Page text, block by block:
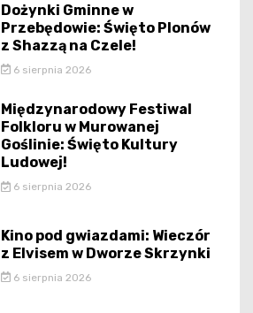
Dożynki Gminne w
Przebędowie: Święto Plonów
z Shazzą na Czele!
6 sierpnia 2026
Międzynarodowy Festiwal
Folkloru w Murowanej
Goślinie: Święto Kultury
Ludowej!
6 sierpnia 2026
Kino pod gwiazdami: Wieczór
z Elvisem w Dworze Skrzynki
6 sierpnia 2026